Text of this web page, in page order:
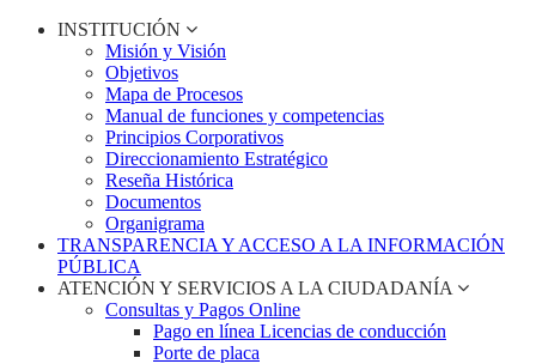
INSTITUCIÓN
Misión y Visión
Objetivos
Mapa de Procesos
Manual de funciones y competencias
Principios Corporativos
Direccionamiento Estratégico
Reseña Histórica
Documentos
Organigrama
TRANSPARENCIA Y ACCESO A LA INFORMACIÓN
PÚBLICA
ATENCIÓN Y SERVICIOS A LA CIUDADANÍA
Consultas y Pagos Online
Pago en línea Licencias de conducción
Porte de placa